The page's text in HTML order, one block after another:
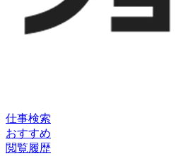
仕事検索
おすすめ
閲覧履歴